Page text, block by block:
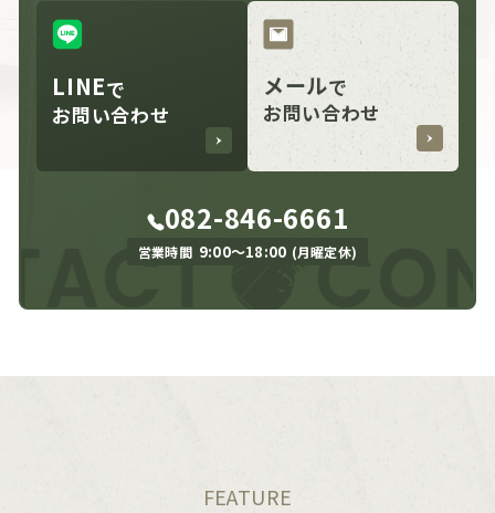
LINEで
お問い合わせ
メールで
お問い合わせ
082-846-6661
営業時間 9:00〜18:00 (月曜定休)
FEATURE